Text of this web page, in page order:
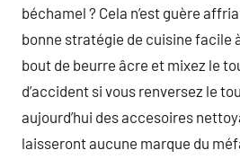
béchamel ? Cela n’est guère
bonne stratégie de cuisine facile
bout de beurre âcre et mixez le
d’accident si vous renversez le
aujourd’hui des accesoires
laisseront aucune marque du